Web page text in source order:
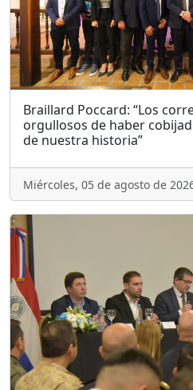
Braillard Poccard: “Los
orgullosos de haber
de nuestra historia”
Miércoles, 05 de agosto de